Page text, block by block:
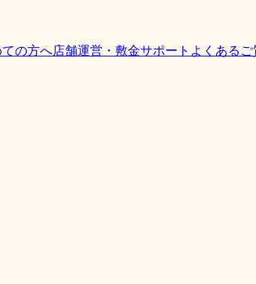
の方へ店舗運営・敷金サポート よくあるご